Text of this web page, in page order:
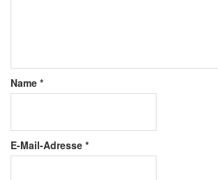
Name *
E-Mail-Adresse *